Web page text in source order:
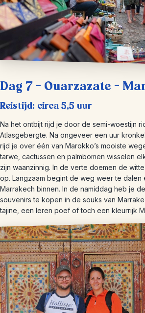
Dag 7 – Ouarzazate –
Reistijd: circa 5,5 uur
Na het ontbijt rijd je door de semi-woestijn
Atlasgebergte. Na ongeveer een uur
rijd je over één van Marokko’s mooiste
tarwe, cactussen en palmbomen wisselen
zijn waanzinnig. In de verte doemen de
op. Langzaam begint de weg weer te dalen
Marrakech binnen. In de namiddag heb je
souvenirs te kopen in de souks van
tajine, een leren poef of toch een kleurrijk